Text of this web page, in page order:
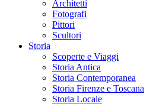
Architetti
Fotografi
Pittori
Scultori
Storia
Scoperte e Viaggi
Storia Antica
Storia Contemporanea
Storia Firenze e Toscana
Storia Locale